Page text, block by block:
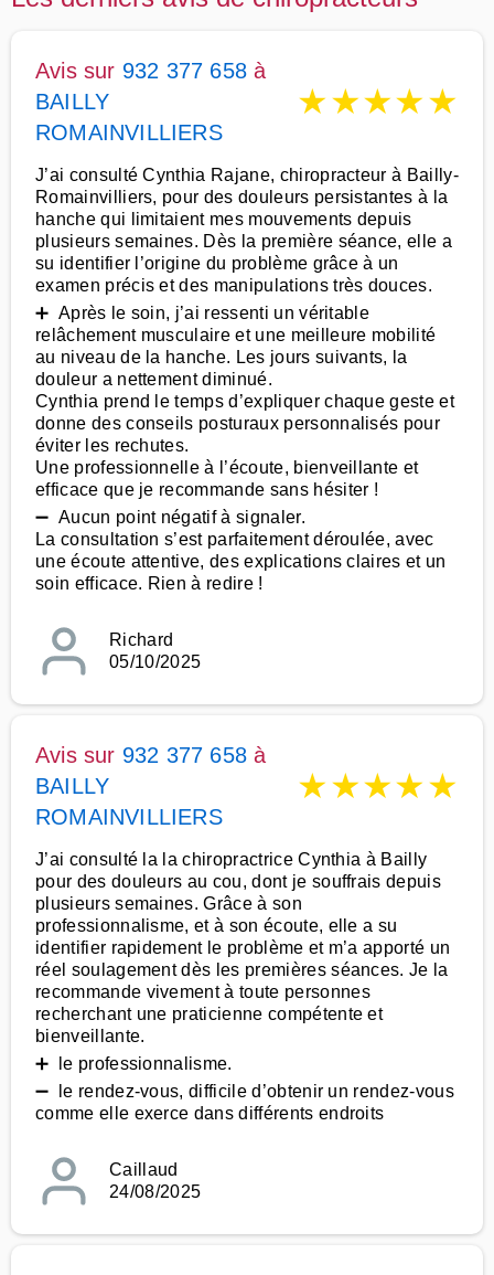
Avis sur 932 377 658 à
BAILLY
ROMAINVILLIERS
★★★★★
J’ai consulté Cynthia Rajane, chiropracteur à Bailly-
Romainvilliers, pour des douleurs persistantes à la
hanche qui limitaient mes mouvements depuis
plusieurs semaines. Dès la première séance, elle a
su identifier l’origine du problème grâce à un
examen précis et des manipulations très douces.
➕ Après le soin, j’ai ressenti un véritable
relâchement musculaire et une meilleure mobilité
au niveau de la hanche. Les jours suivants, la
douleur a nettement diminué.
Cynthia prend le temps d’expliquer chaque geste et
donne des conseils posturaux personnalisés pour
éviter les rechutes.
Une professionnelle à l’écoute, bienveillante et
efficace que je recommande sans hésiter !
➖ Aucun point négatif à signaler.
La consultation s’est parfaitement déroulée, avec
une écoute attentive, des explications claires et un
soin efficace. Rien à redire !
Richard
05/10/2025
Avis sur 932 377 658 à
BAILLY
ROMAINVILLIERS
★★★★★
J’ai consulté la la chiropractrice Cynthia à Bailly
pour des douleurs au cou, dont je souffrais depuis
plusieurs semaines. Grâce à son
professionnalisme, et à son écoute, elle a su
identifier rapidement le problème et m’a apporté un
réel soulagement dès les premières séances. Je la
recommande vivement à toute personnes
recherchant une praticienne compétente et
bienveillante.
➕ le professionnalisme.
➖ le rendez-vous, difficile d’obtenir un rendez-vous
comme elle exerce dans différents endroits
Caillaud
24/08/2025